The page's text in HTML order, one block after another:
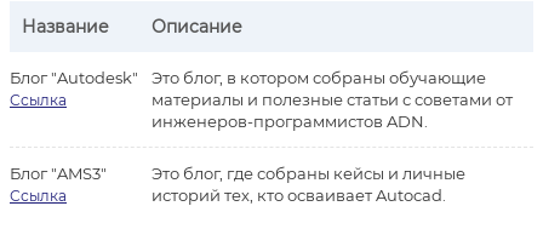
Название Описание
Блог "Autodesk"
Ссылка
Это блог, в котором собраны обучающие
материалы и полезные статьи с советами от
инженеров-программистов ADN.
Блог "AMS3"
Ссылка
Это блог, где собраны кейсы и личные
историй тех, кто осваивает Autocad.